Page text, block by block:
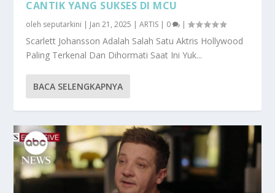
CANTIK YANG SUKSES DI MCU
oleh seputarkini | Jan 21, 2025 |ARTIS | 0 |
Scarlett Johansson Adalah Salah Satu Aktris Hollywood
Paling Terkenal Dan Dihormati Saat Ini Yuk...
BACA SELENGKAPNYA